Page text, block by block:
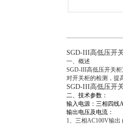
SGD-III高低压开
一、概述
SGD-III高低压开关
对开关柜的检测，提
SGD-III高低压开
二、技术参数：
输入电源：三相四线
输出电压及电流：
1、三相AC100V